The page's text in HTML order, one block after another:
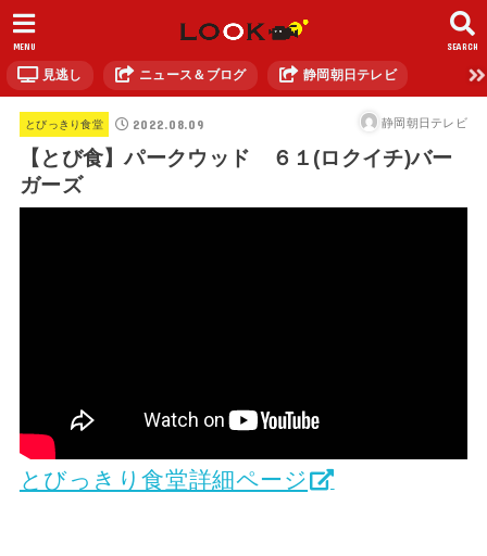
SEARCH
MENU
見逃し ニュース＆ブログ 静岡朝日テレビ
とびっきり食堂 2022.08.09 静岡朝日テレビ
【とび食】パークウッド ６１(ロクイチ)バー
ガーズ
とびっきり食堂詳細ページ